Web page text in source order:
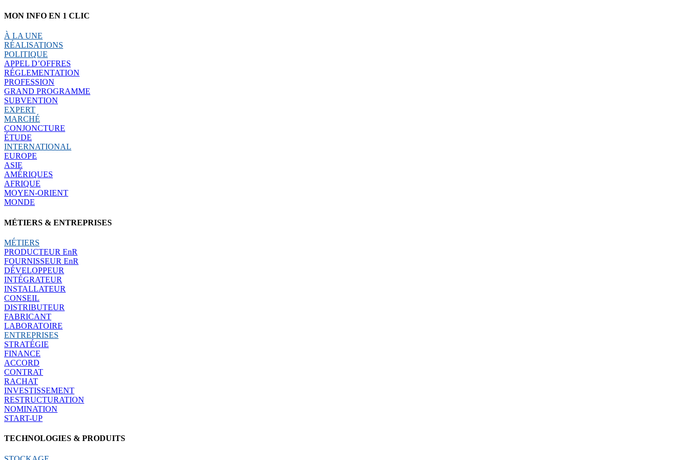
MON INFO EN 1 CLIC
À LA UNE
RÉALISATIONS
POLITIQUE
APPEL D’OFFRES
RÉGLEMENTATION
PROFESSION
GRAND PROGRAMME
SUBVENTION
EXPERT
MARCHÉ
CONJONCTURE
ÉTUDE
INTERNATIONAL
EUROPE
ASIE
AMÉRIQUES
AFRIQUE
MOYEN-ORIENT
MONDE
MÉTIERS & ENTREPRISES
MÉTIERS
PRODUCTEUR EnR
FOURNISSEUR EnR
DÉVELOPPEUR
INTÉGRATEUR
INSTALLATEUR
CONSEIL
DISTRIBUTEUR
FABRICANT
LABORATOIRE
ENTREPRISES
STRATÉGIE
FINANCE
ACCORD
CONTRAT
RACHAT
INVESTISSEMENT
RESTRUCTURATION
NOMINATION
START-UP
TECHNOLOGIES & PRODUITS